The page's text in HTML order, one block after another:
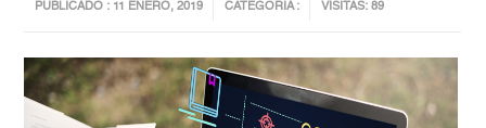
PUBLICADO : 11 ENERO, 2019 CATEGORIA : VISITAS: 89